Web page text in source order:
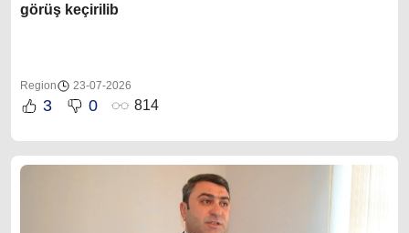
görüş keçirilib
Region 23-07-2026
3 0 814